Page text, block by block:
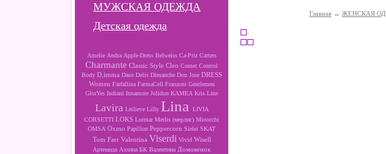
МУЖСКАЯ ОДЕЖДА
Детская одежда
Amelie Andra Apple-Dress Belweiss Ca-Priz Carters
Charmante Classic Style Cleo Comet Control
Body D,imma Daso Delis Dimanche Don Jose DRESS
Women Farfallina FarmaCell Franzoni Gentlemen
GlorYes Indiani Innamore Jolidon KAMEA Kris Line
Lavira Leilieve Lilly Lina
LIVIA
CORSETTI LOKS Lormar Merlis (мерлис) Mioocchi
OMSA Oxmo Papillon Peppercorn Sielei SKAT
Tom Farr Valentina Viserdi Vivid Wisell
Артемида Аэлина БК Валентина Домовенок
Главная → ЖЕНСКАЯ